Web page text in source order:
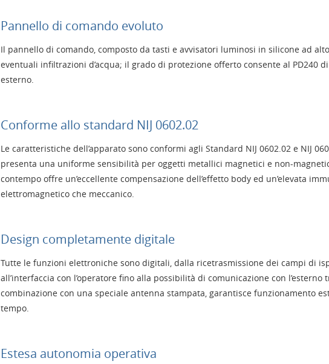
Pannello di comando evoluto
Il pannello di comando, composto da tasti e avvisatori luminosi in silicone ad
eventuali infiltrazioni d’acqua; il grado di protezione offerto consente al PD240
esterno.
Conforme allo standard NIJ 0602.02
Le caratteristiche dell’apparato sono conformi agli Standard NIJ 0602.02 e NIJ
presenta una uniforme sensibilità per oggetti metallici magnetici e non-
contempo offre un’eccellente compensazione dell’effetto body ed un’elevata
elettromagnetico che meccanico.
Design completamente digitale
Tutte le funzioni elettroniche sono digitali, dalla ricetrasmissione dei campi di
all’interfaccia con l’operatore fino alla possibilità di comunicazione con l’esterno
combinazione con una speciale antenna stampata, garantisce funzionamento
tempo.
Estesa autonomia operativa